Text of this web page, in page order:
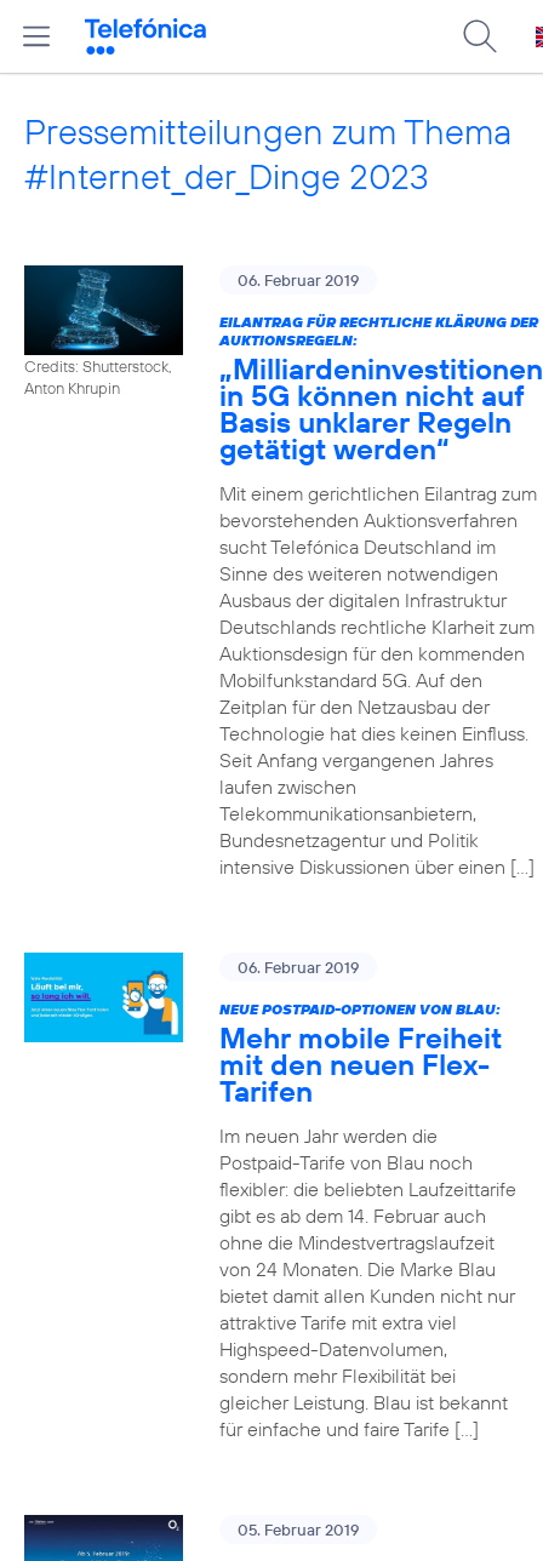
Pressemitteilungen zum Thema
#Internet_der_Dinge 2023
Credits: Shutterstock,
Anton Khrupin
06. Februar 2019
EILANTRAG FÜR RECHTLICHE KLÄRUNG DER
AUKTIONSREGELN:
„Milliardeninvestitionen
in 5G können nicht auf
Basis unklarer Regeln
getätigt werden“
Mit einem gerichtlichen Eilantrag zum
bevorstehenden Auktionsverfahren
sucht Telefónica Deutschland im
Sinne des weiteren notwendigen
Ausbaus der digitalen Infrastruktur
Deutschlands rechtliche Klarheit zum
Auktionsdesign für den kommenden
Mobilfunkstandard 5G. Auf den
Zeitplan für den Netzausbau der
Technologie hat dies keinen Einfluss.
Seit Anfang vergangenen Jahres
laufen zwischen
Telekommunikationsanbietern,
Bundesnetzagentur und Politik
intensive Diskussionen über einen […]
06. Februar 2019
NEUE POSTPAID-OPTIONEN VON BLAU:
Mehr mobile Freiheit
mit den neuen Flex-
Tarifen
Im neuen Jahr werden die
Postpaid-Tarife von Blau noch
flexibler: die beliebten Laufzeittarife
gibt es ab dem 14. Februar auch
ohne die Mindestvertragslaufzeit
von 24 Monaten. Die Marke Blau
bietet damit allen Kunden nicht nur
attraktive Tarife mit extra viel
Highspeed-Datenvolumen,
sondern mehr Flexibilität bei
gleicher Leistung. Blau ist bekannt
für einfache und faire Tarife […]
05. Februar 2019